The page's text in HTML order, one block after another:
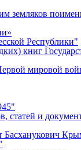
земляков
Республики"
книг
мировой
статей и